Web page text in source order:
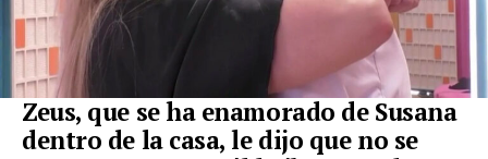
Zeus, que se ha enamorado de Susana
dentro de la casa, le dijo que no se